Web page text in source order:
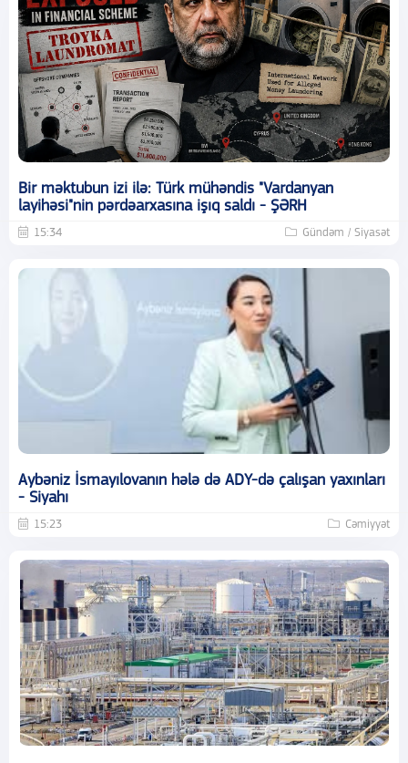
Bir məktubun izi ilə: Türk mühəndis "Vardanyan
layihəsi"nin pərdəarxasına işıq saldı - ŞƏRH
15:34 Gündəm / Siyasət
Aybəniz İsmayılovanın hələ də ADY-də çalışan yaxınları
- Siyahı
15:23 Cəmiyyət